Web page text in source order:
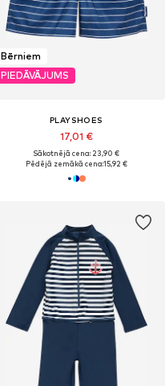
Bērniem
PIEDĀVĀJUMS
PLAYSHOES
17,01 €
Sākotnējā cena: 23,90 €
Pēdējā zemākā cena:15,92 €